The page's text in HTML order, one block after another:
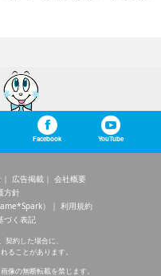
Facebook YouTube
広告掲載
会社概要
方針
）
利用規約
づく表記
約した場合に、
ることがあります。
像の無断転載を禁じます。